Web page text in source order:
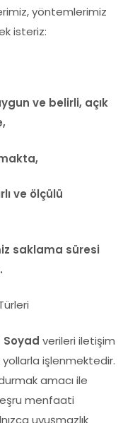
yöntemlerimiz
isteriz:
ve belirli, açık
ve ölçülü
saklama süresi
Soyad verileri iletişim
işlenmektedir.
amacı ile
menfaati
uyuşmazlık